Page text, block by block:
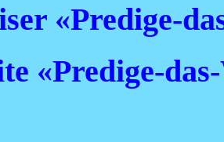
«Predige-
«Predige-